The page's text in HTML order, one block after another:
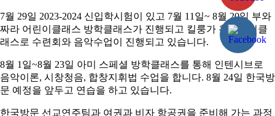
7월 29일 2023-2024 신입학시험이 있고 7월 11일~ 8월 20일 부와
짜라 어린이클래스 방학클래스가 진행되고 킬룽가 홀리데이클
래스로 수련회와 음악수업이 진행되고 있습니다.
8월 1일~8월 23일 아미 스페셜 방학클래스를 통해 인텐시브로
음악이론, 시창청음, 합창지휘법 수업을 합니다. 8월 24일 한국방
문 예정을 앞두고 연습을 하고 있습니다.
한국방문 선교연주팀과 여권과 비자 항공권을 준비해 가는 과정